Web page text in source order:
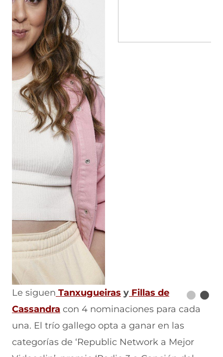
Le siguen Tanxugueiras y Fillas de
Cassandra con 4 nominaciones para cada
una. El trío gallego opta a ganar en las
categorías de ‘Republic Network a Mejor